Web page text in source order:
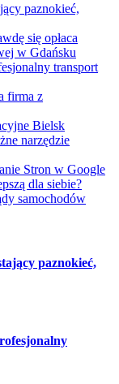
paznokieć,
się opłaca
w Gdańsku
transport
firma z
Bielsk
narzędzie
Stron w Google
dla siebie?
samochodów
paznokieć,